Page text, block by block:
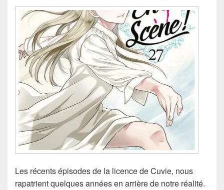
Les récents épisodes de la licence de Cuvie, nous
rapatrient quelques années en arrière de notre réalité.